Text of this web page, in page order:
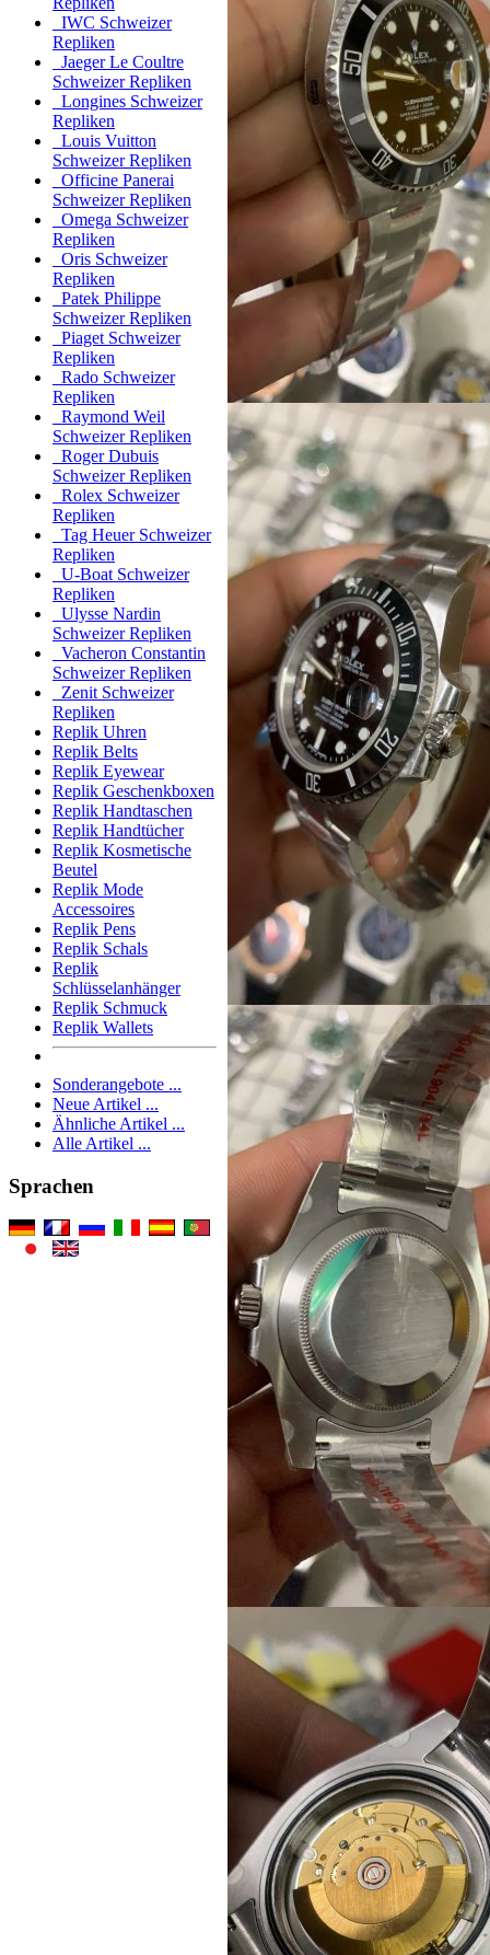
IWC Schweizer
Repliken
Jaeger Le Coultre
Schweizer Repliken
Longines Schweizer
Repliken
Louis Vuitton
Schweizer Repliken
Officine Panerai
Schweizer Repliken
Omega Schweizer
Repliken
Oris Schweizer
Repliken
Patek Philippe
Schweizer Repliken
Piaget Schweizer
Repliken
Rado Schweizer
Repliken
Raymond Weil
Schweizer Repliken
Roger Dubuis
Schweizer Repliken
Rolex Schweizer
Repliken
Tag Heuer Schweizer
Repliken
U-Boat Schweizer
Repliken
Ulysse Nardin
Schweizer Repliken
Vacheron Constantin
Schweizer Repliken
Zenit Schweizer
Repliken
Replik Uhren
Replik Belts
Replik Eyewear
Replik Geschenkboxen
Replik Handtaschen
Replik Handtücher
Replik Kosmetische
Beutel
Replik Mode
Accessoires
Replik Pens
Replik Schals
Replik
Schlüsselanhänger
Replik Schmuck
Replik Wallets
Sonderangebote ...
Neue Artikel ...
Ähnliche Artikel ...
Alle Artikel ...
Sprachen